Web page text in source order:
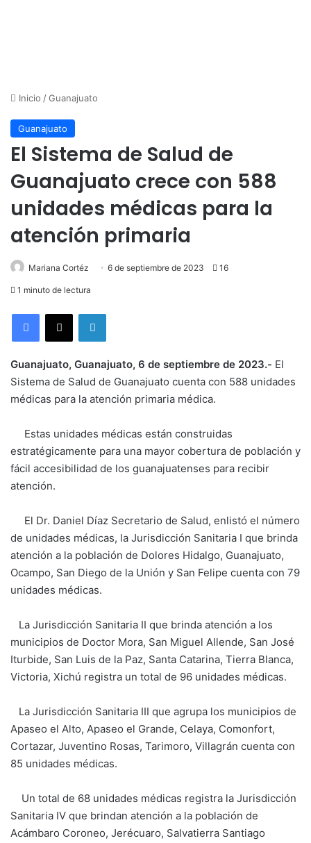
Inicio /Guanajuato
Guanajuato
El Sistema de Salud de
Guanajuato crece con 588
unidades médicas para la
atención primaria
Mariana Cortéz 6 de septiembre de 2023 16
1 minuto de lectura
LinkedIn
Guanajuato, Guanajuato, 6 de septiembre de 2023.- El
Sistema de Salud de Guanajuato cuenta con 588 unidades
médicas para la atención primaria médica.
Estas unidades médicas están construidas
estratégicamente para una mayor cobertura de población y
fácil accesibilidad de los guanajuatenses para recibir
atención.
El Dr. Daniel Díaz Secretario de Salud, enlistó el número
de unidades médicas, la Jurisdicción Sanitaria I que brinda
atención a la población de Dolores Hidalgo, Guanajuato,
Ocampo, San Diego de la Unión y San Felipe cuenta con 79
unidades médicas.
La Jurisdicción Sanitaria II que brinda atención a los
municipios de Doctor Mora, San Miguel Allende, San José
Iturbide, San Luis de la Paz, Santa Catarina, Tierra Blanca,
Victoria, Xichú registra un total de 96 unidades médicas.
La Jurisdicción Sanitaria III que agrupa los municipios de
Apaseo el Alto, Apaseo el Grande, Celaya, Comonfort,
Cortazar, Juventino Rosas, Tarimoro, Villagrán cuenta con
85 unidades médicas.
Un total de 68 unidades médicas registra la Jurisdicción
Sanitaria IV que brindan atención a la población de
Acámbaro Coroneo, Jerécuaro, Salvatierra Santiago